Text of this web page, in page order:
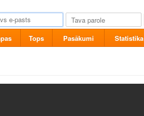
Tops Pasākumi Statistika